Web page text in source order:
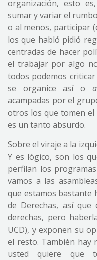
organización, esto
sumar y variar el
o al menos, participar
los que habló pidió
centradas de hacer
el trabajar por algo
todos podemos
se organice así o
acampadas por el
otros los que tomen el
es un tanto absurdo.
Sobre el viraje a la
Y es lógico, son los
perfilan los
vamos a las
que estamos bastante
de Derechas, así
derechas, pero
UCD), y exponen su
el resto. También hay
usted quiere que